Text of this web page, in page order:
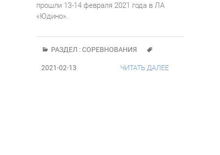
прошли 13-14 февраля 2021 года в ЛА
«Юдино».
РАЗДЕЛ :СОРЕВНОВАНИЯ
2021-02-13 ЧИТАТЬ ДАЛЕЕ